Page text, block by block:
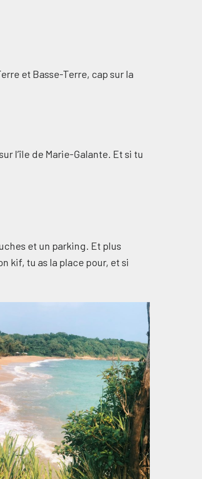
et Basse-Terre, cap sur la
l’île de Marie-Galante. Et si tu
et un parking. Et plus
kif, tu as la place pour, et si